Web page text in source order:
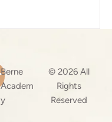
Berne
Academ
y
© 2026 All
Rights
Reserved